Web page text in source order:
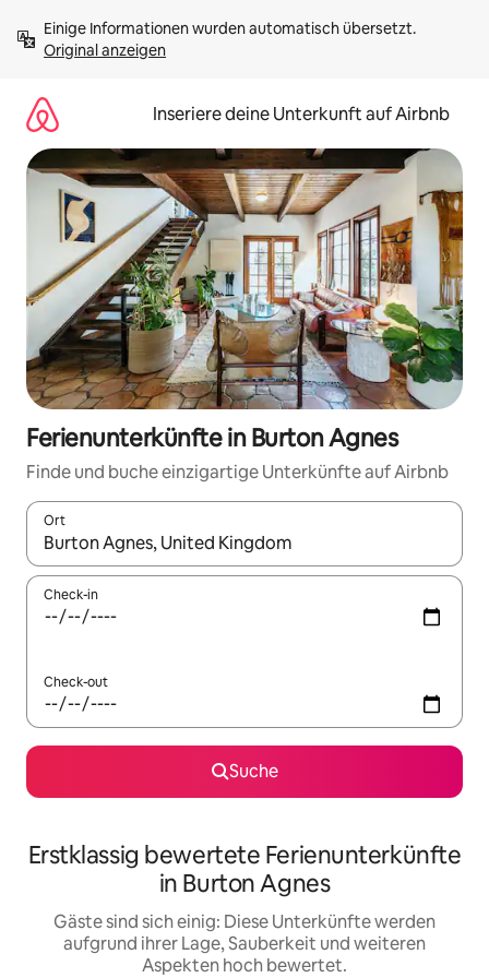
Inhalten
springenOriginal anzeigen
Inseriere deine Unterkunft auf Airbnb
Ferienunterkünfte in Burton Agnes
Finde und buche einzigartige Unterkünfte auf Airbnb
Ort
Wenn Ergebnisse verfügbar sind, navigiere mit den
Check-in
Check-out
Suche
Erstklassig bewertete Ferienunterkünfte
in Burton Agnes
Gäste sind sich einig: Diese Unterkünfte werden
aufgrund ihrer Lage, Sauberkeit und weiteren
Aspekten hoch bewertet.